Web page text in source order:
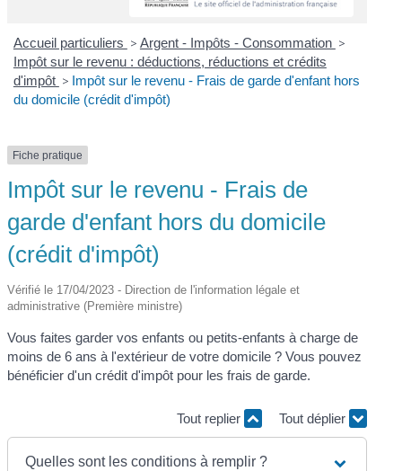
Accueil particuliers > Argent - Impôts - Consommation >
Impôt sur le revenu : déductions, réductions et crédits
d'impôt > Impôt sur le revenu - Frais de garde d'enfant hors
du domicile (crédit d'impôt)
Fiche pratique
Impôt sur le revenu - Frais de
garde d'enfant hors du domicile
(crédit d'impôt)
Vérifié le 17/04/2023 - Direction de l'information légale et
administrative (Première ministre)
Vous faites garder vos enfants ou petits-enfants à charge de
moins de 6 ans à l'extérieur de votre domicile ? Vous pouvez
bénéficier d'un crédit d'impôt pour les frais de garde.
Tout replier Tout déplier
Quelles sont les conditions à remplir ?